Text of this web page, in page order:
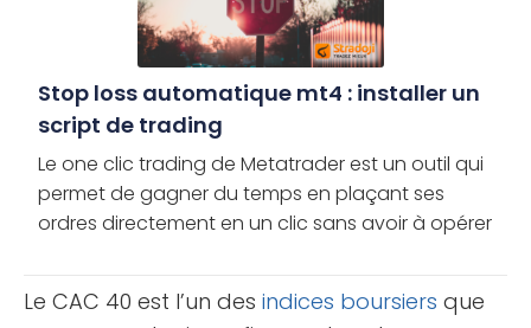
Stop loss automatique mt4 : installer un
script de trading
Le one clic trading de Metatrader est un outil qui
permet de gagner du temps en plaçant ses
ordres directement en un clic sans avoir à opérer
Le CAC 40 est l’un des indices boursiers que